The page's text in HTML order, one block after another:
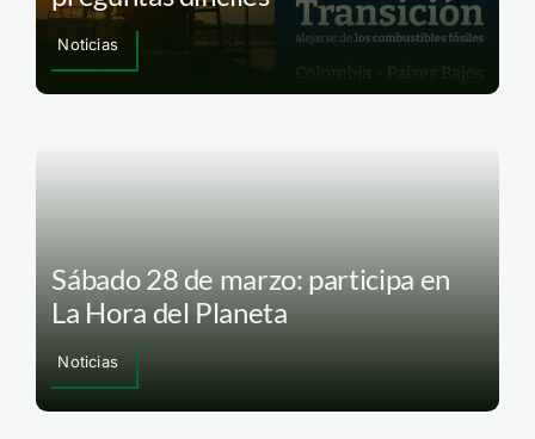
Noticias
Sábado 28 de marzo: participa en
La Hora del Planeta
Noticias